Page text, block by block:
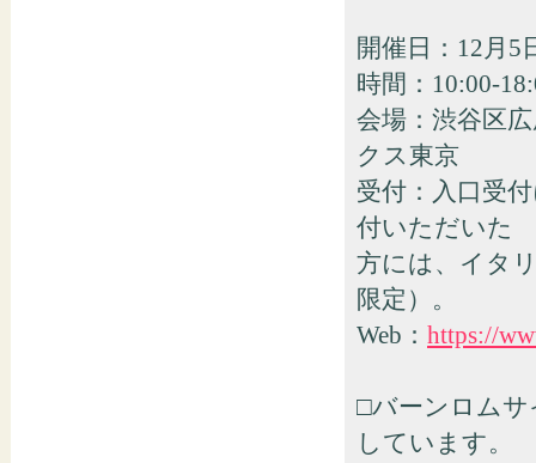
開催日：12月5
時間：10:00-
会場：渋谷区
クス東京
受付：入口受
付いただいた
方には、イタ
限定）。
Web： https://
□バーンロムサ
しています。